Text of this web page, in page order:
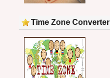
Time Zone Converter